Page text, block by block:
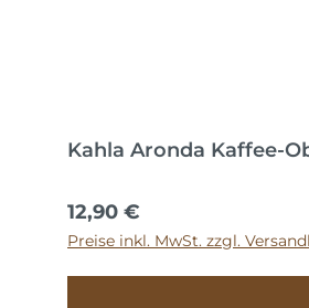
Kahla Aronda Kaffee-
Regulärer Preis:
12,90 €
Preise inkl. MwSt. zzgl.